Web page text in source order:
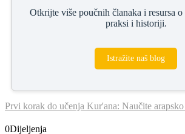
Otkrijte više poučnih članaka i resursa
praksi i historiji.
Istražite naš blog
Prvi korak do učenja Kur'ana: Naučite
0Dijeljenja